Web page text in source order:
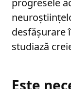
progresele
desfășurare
studiază
Este